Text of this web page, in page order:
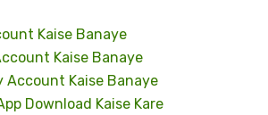
Kaise Banaye
Kaise Banaye
Account Kaise Banaye
Download Kaise Kare